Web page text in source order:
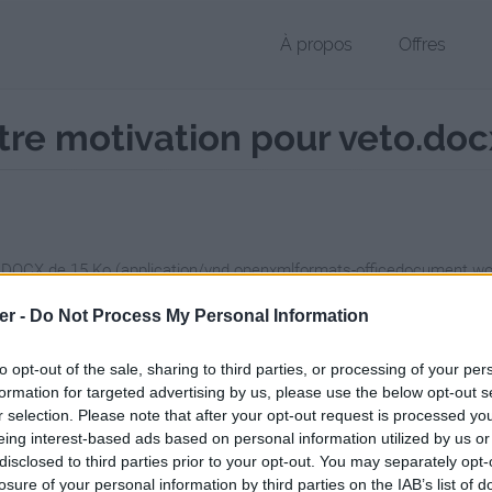
- Do Not Process My Personal Information
opt-out of the sale, sharing to third parties, or processing of your
for targeted advertising by us, please use the below opt-out
selection. Please note that after your opt-out request is processed
interest-based ads based on personal information utilized by us
to third parties prior to your opt-out. You may separately
of your personal information by third parties on the IAB’s list of
À propos Offres
motivation pour
de 15 Ko (application/vnd.openxmlformats-
public, envoyé le 13 novembre 2017 à 10:36, depuis l'adresse
page de téléchargement a été vue 958 fois depuis l'envoi du
fichier.fr/2017/11/13/vasseur-adeline-lettre-motivation-
Adeline lettre motivation pour